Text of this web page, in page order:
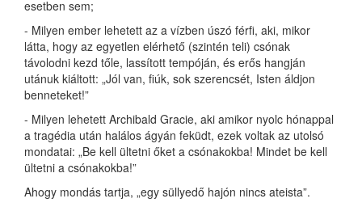
esetben sem;
- Milyen ember lehetett az a vízben úszó férfi, aki, mikor
látta, hogy az egyetlen elérhető (szintén teli) csónak
távolodni kezd tőle, lassított tempóján, és erős hangján
utánuk kiáltott: „Jól van, fiúk, sok szerencsét, Isten áldjon
benneteket!”
- Milyen lehetett Archibald Gracie, aki amikor nyolc hónappal
a tragédia után halálos ágyán feküdt, ezek voltak az utolsó
mondatai: „Be kell ültetni őket a csónakokba! Mindet be kell
ültetni a csónakokba!”
Ahogy mondás tartja, „egy süllyedő hajón nincs ateista”.